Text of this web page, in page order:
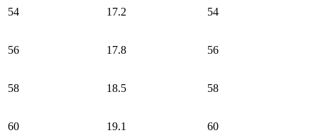
54 17.2 54
56 17.8 56
58 18.5 58
60 19.1 60